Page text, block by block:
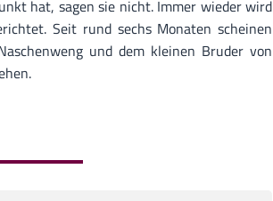
hat, sagen sie nicht. Immer wieder wird
Seit rund sechs Monaten scheinen
und dem kleinen Bruder von